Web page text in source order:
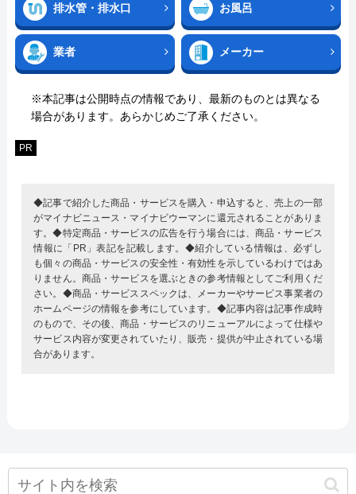
排水管・排水口 お風呂
業者 メーカー
※本記事は公開時点の情報であり、最新のものとは異なる
場合があります。あらかじめご了承ください。
PR
◆記事で紹介した商品・サービスを購入・申込すると、売上の一部
がマイナビニュース・マイナビウーマンに還元されることがありま
す。◆特定商品・サービスの広告を行う場合には、商品・サービス
情報に「PR」表記を記載します。◆紹介している情報は、必ずし
も個々の商品・サービスの安全性・有効性を示しているわけではあ
りません。商品・サービスを選ぶときの参考情報としてご利用くだ
さい。◆商品・サービススペックは、メーカーやサービス事業者の
ホームページの情報を参考にしています。◆記事内容は記事作成時
のもので、その後、商品・サービスのリニューアルによって仕様や
サービス内容が変更されていたり、販売・提供が中止されている場
合があります。